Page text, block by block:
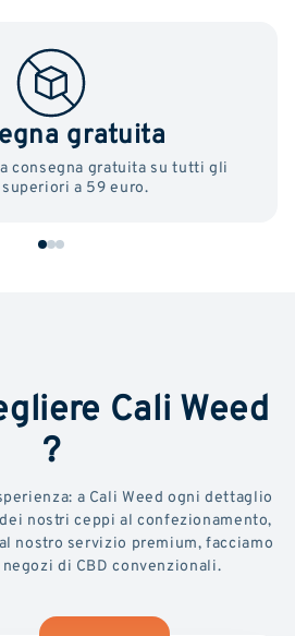
gratuita
consegna gratuita su tutti gli
a 59 euro.
Cali Weed
?
a Cali Weed ogni dettaglio
nostri ceppi al confezionamento,
nostro servizio premium, facciamo
di CBD convenzionali.